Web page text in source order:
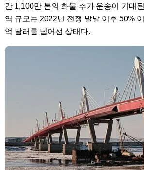
간 1,100만 톤의 화물 추가 운송이 기대
역 규모는 2022년 전쟁 발발 이후 50%
억 달러를 넘어선 상태다.